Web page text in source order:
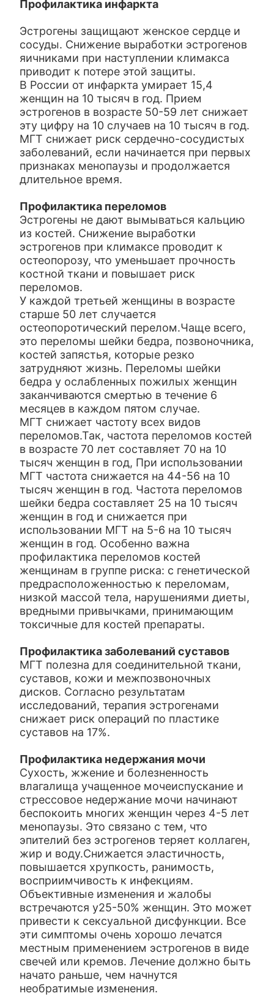
Профилактика инфаркта
Эстрогены защищают женское сердце и
сосуды. Снижение выработки эстрогенов
яичниками при наступлении климакса
приводит к потере этой защиты.
В России от инфаркта умирает 15,4
женщин на 10 тысяч в год. Прием
эстрогенов в возрасте 50-59 лет снижает
эту цифру на 10 случаев на 10 тысяч в год.
МГТ снижает риск сердечно-сосудистых
заболеваний, если начинается при первых
признаках менопаузы и продолжается
длительное время.
Профилактика переломов
Эстрогены не дают вымываться кальцию
из костей. Снижение выработки
эстрогенов при климаксе проводит к
остеопорозу, что уменьшает прочность
костной ткани и повышает риск
переломов.
У каждой третьей женщины в возрасте
старше 50 лет случается
остеопоротический перелом.Чаще всего,
это переломы шейки бедра, позвоночника,
костей запястья, которые резко
затрудняют жизнь. Переломы шейки
бедра у ослабленных пожилых женщин
заканчиваются смертью в течение 6
месяцев в каждом пятом случае.
МГТ снижает частоту всех видов
переломов.Так, частота переломов костей
в возрасте 70 лет составляет 70 на 10
тысяч женщин в год, При использовании
МГТ частота снижается на 44-56 на 10
тысяч женщин в год. Частота переломов
шейки бедра составляет 25 на 10 тысяч
женщин в год и снижается при
использовании МГТ на 5-6 на 10 тысяч
женщин в год. Особенно важна
профилактика переломов костей
женщинам в группе риска: с генетической
предрасположенностью к переломам,
низкой массой тела, нарушениями диеты,
вредными привычками, принимающим
токсичные для костей препараты.
Профилактика заболеваний суставов
МГТ полезна для соединительной ткани,
суставов, кожи и межпозвоночных
дисков. Согласно результатам
исследований, терапия эстрогенами
снижает риск операций по пластике
суставов на 17%.
Профилактика недержания мочи
Сухость, жжение и болезненность
влагалища учащенное мочеиспускание и
стрессовое недержание мочи начинают
беспокоить многих женщин через 4-5 лет
менопаузы. Это связано с тем, что
эпителий без эстрогенов теряет коллаген,
жир и воду.Снижается эластичность,
повышается хрупкость, ранимость,
восприимчивость к инфекциям.
Объективные изменения и жалобы
встречаются у25-50% женщин. Это может
привести к сексуальной дисфункции. Все
эти симптомы очень хорошо лечатся
местным применением эстрогенов в виде
свечей или кремов. Лечение должно быть
начато раньше, чем начнутся
необратимые изменения.